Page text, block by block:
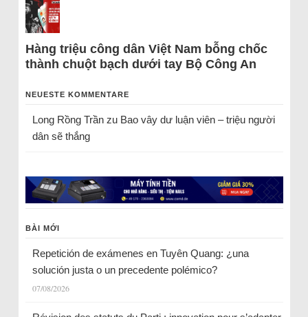
Hàng triệu công dân Việt Nam bỗng chốc
thành chuột bạch dưới tay Bộ Công An
NEUESTE KOMMENTARE
Long Rồng Trầnzu Bao vây dư luận viên – triệu người
dân sẽ thắng
BÀI MỚI
Repetición de exámenes en Tuyên Quang: ¿una
solución justa o un precedente polémico?
07/08/2026